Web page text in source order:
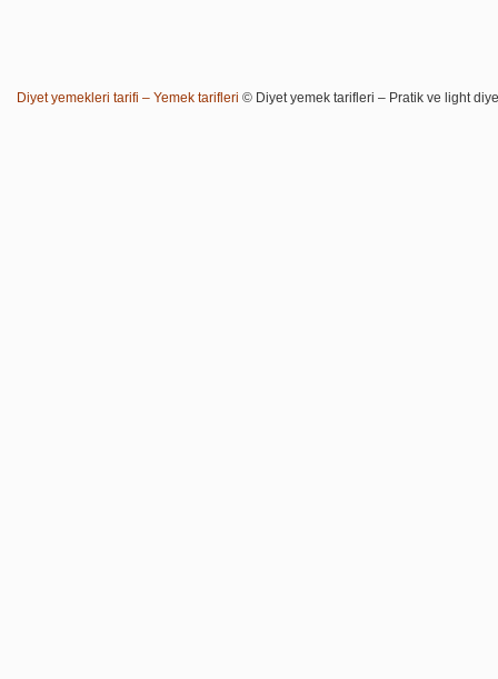
Diyet yemekleri tarifi – Yemek tarifleri © Diyet yemek tarifleri – Pratik ve light